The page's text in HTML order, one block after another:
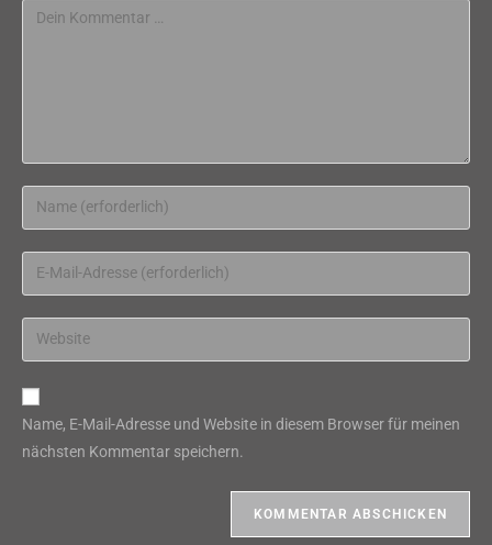
Kommentar
Gib
deinen
Namen
oder
zum
Kommentieren
ein
Gib
deine
E-
Mail-
zum
Kommentieren
ein
Gib
deine
Website-
Name, E-Mail-Adresse und Website in diesem Browser für meinen
nächsten Kommentar speichern.